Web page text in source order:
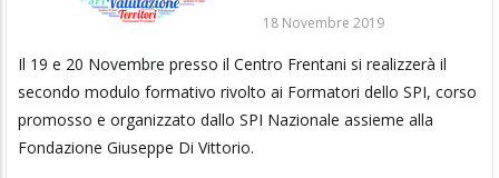
18 Novembre 2019
Il 19 e 20 Novembre presso il Centro Frentani si realizzerà il
secondo modulo formativo rivolto ai Formatori dello SPI, corso
promosso e organizzato dallo SPI Nazionale assieme alla
Fondazione Giuseppe Di Vittorio.